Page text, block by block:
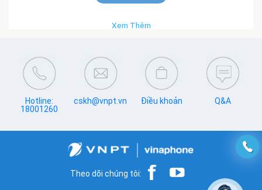
Xem Thêm
Hotline:
18001260
cskh@vnpt.vn Điều khoản Q&A
Theo dõi chúng tôi: